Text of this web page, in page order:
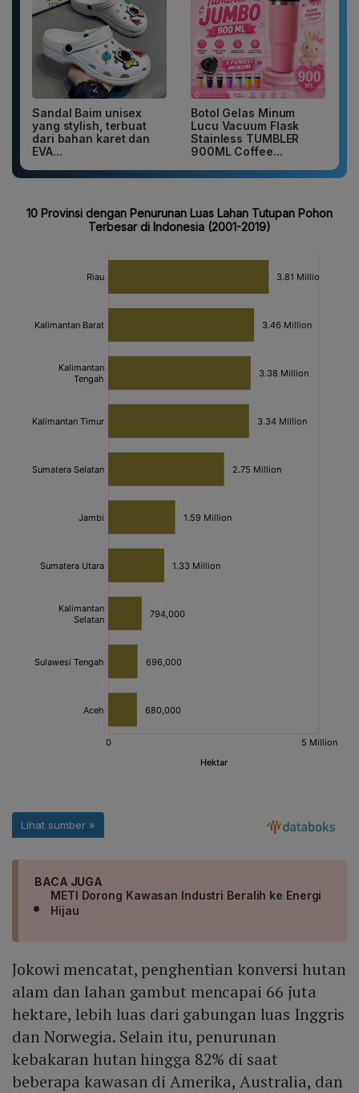
Sandal Baim unisex
yang stylish, terbuat
dari bahan karet dan
EVA...
Botol Gelas Minum
Lucu Vacuum Flask
Stainless TUMBLER
900ML Coffee...
BACA JUGA
METI Dorong Kawasan Industri Beralih ke Energi
Hijau
Jokowi mencatat, penghentian konversi hutan
alam dan lahan gambut mencapai 66 juta
hektare, lebih luas dari gabungan luas Inggris
dan Norwegia. Selain itu, penurunan
kebakaran hutan hingga 82% di saat
beberapa kawasan di Amerika, Australia, dan